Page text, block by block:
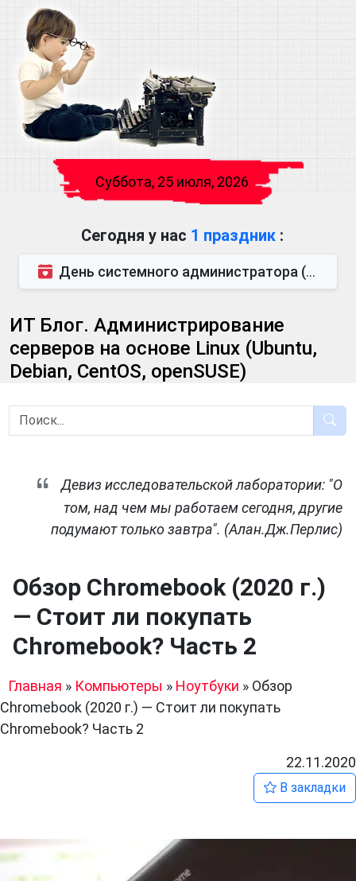
Суббота, 25 июля, 2026
Сегодня у нас 1 праздник :
День системного администратора (также известен как День сисадмина) — праздник, который отмечается...
ИТ Блог. Администрирование
серверов на основе Linux (Ubuntu,
Debian, CentOS, openSUSE)
Девиз исследовательской лаборатории: "О
том, над чем мы работаем сегодня, другие
подумают только завтра". (Алан.Дж.Перлис)
Обзор Chromebook (2020 г.)
— Стоит ли покупать
Chromebook? Часть 2
Главная » Компьютеры » Ноутбуки » Обзор
Chromebook (2020 г.) — Стоит ли покупать
Chromebook? Часть 2
22.11.2020
В закладки